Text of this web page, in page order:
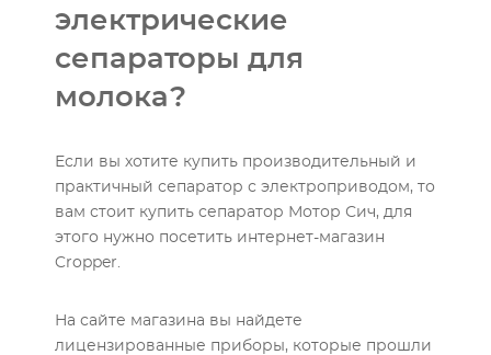
электрические
сепараторы для
молока?
Если вы хотите купить производительный и
практичный сепаратор с электроприводом, то
вам стоит купить сепаратор Мотор Сич, для
этого нужно посетить интернет-магазин
Cropper.
На сайте магазина вы найдете
лицензированные приборы, которые прошли